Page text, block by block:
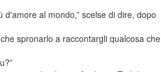
al mondo,” scelse di dire, dopo
spronarlo a raccontargli qualcosa che